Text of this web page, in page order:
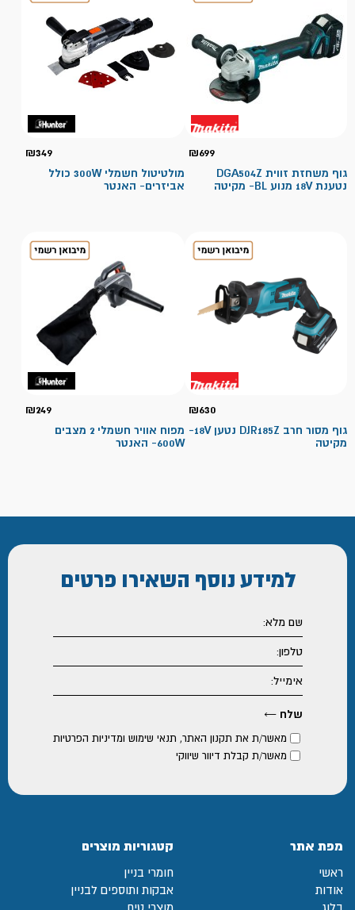
₪699
גוף משחזת זווית DGA504Z
נטענת 18V מנוע BL- מקיטה
₪349
מולטיטול חשמלי 300W כולל
אביזרים- האנטר
₪630
גוף מסור חרב DJR185Z נטען 18V-
מקיטה
₪249
מפוח אוויר חשמלי 2 מצבים
600W- האנטר
למידע נוסף השאירו פרטים
מאשר/ת את תקנון האתר, תנאי שימוש ומדיניות הפרטיות
מאשר/ת קבלת דיוור שיווקי
מפת אתר
ראשי
אודות
בלוג
קטגוריות מוצרים
חומרי בניין
אבקות ותוספים לבניין
מוצרי טיח